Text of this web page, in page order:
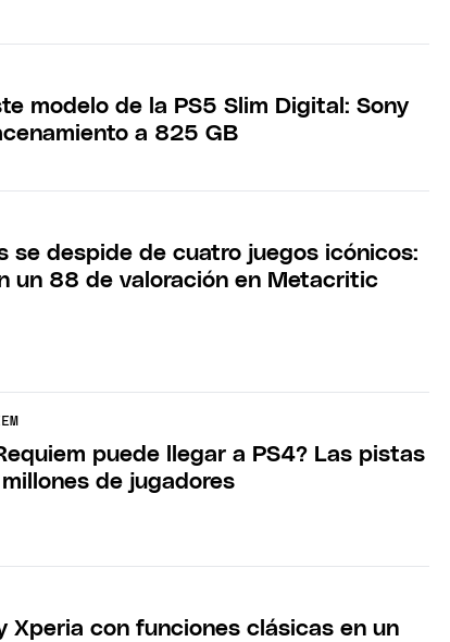
modelo de la PS5 Slim Digital: Sony
a 825 GB
se despide de cuatro juegos icónicos:
un 88 de valoración en Metacritic
puede llegar a PS4? Las pistas
de jugadores
Xperia con funciones clásicas en un